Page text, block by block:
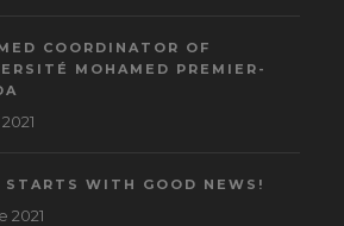
COORDINATOR OF
MOHAMED PREMIER-
STARTS WITH GOOD NEWS!
2021